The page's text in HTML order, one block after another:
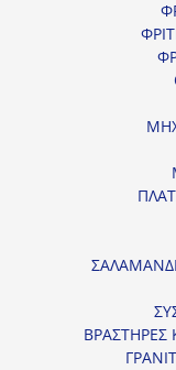
ΒΡΑΣΤΗΡΕΣ